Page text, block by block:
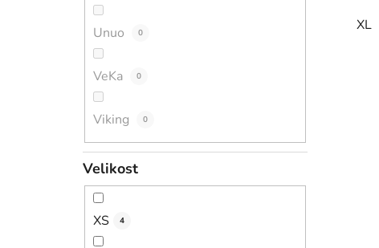
Unuo 0
VeKa 0
Viking 0
Velikost
XS 4
XL